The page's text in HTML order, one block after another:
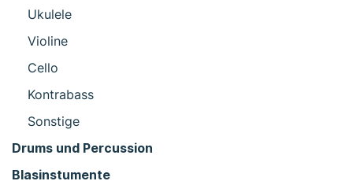
Ukulele
Violine
Cello
Kontrabass
Sonstige
Drums und Percussion
Blasinstumente